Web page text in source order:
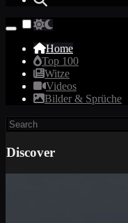
Home
Top 100
Witze
Videos
Bilder & Sprüche
Discover